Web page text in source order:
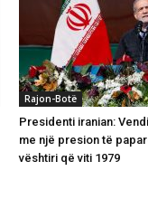
Rajon-Botë
Presidenti iranian:
me një presion të
vështiri që viti 1979